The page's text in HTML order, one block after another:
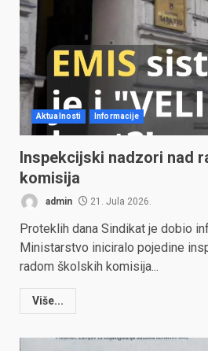
Aktualnosti Informacije
Inspekcijski nadzori nad
komisija
admin 21. Jula 2026.
Proteklih dana Sindikat je dobio
Ministarstvo iniciralo pojedine
radom školskih komisija...
Više...